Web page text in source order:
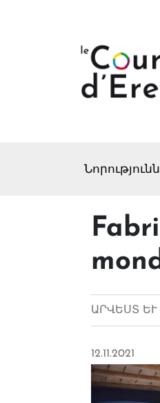
ԱՐՎԵՍՏ ԵՒ
12.11.2021